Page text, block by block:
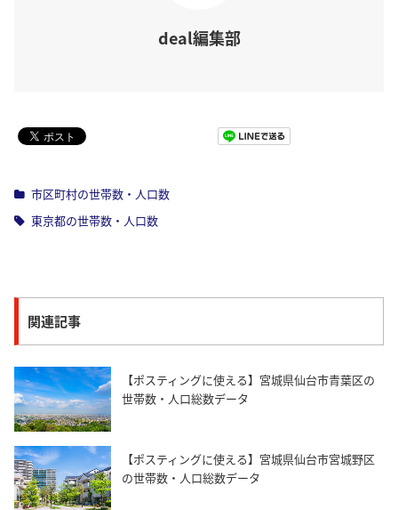
deal編集部
市区町村の世帯数・人口数
東京都の世帯数・人口数
関連記事
【ポスティングに使える】宮城県仙台市青葉区の
世帯数・人口総数データ
【ポスティングに使える】宮城県仙台市宮城野区
の世帯数・人口総数データ